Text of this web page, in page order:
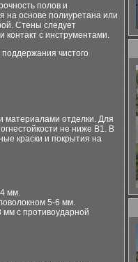
полов и
на основе полиуретана или
Стены следует
с инструментами.
чистого
материалами отделки. Для
не ниже B1. В
краски и покрытия на
мм.
5-6 мм.
с противоударной